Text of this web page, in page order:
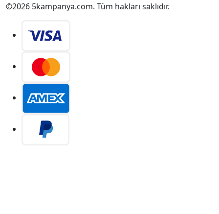
©2026 5kampanya.com. Tüm hakları saklıdır.